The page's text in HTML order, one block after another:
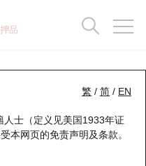
品
繁 / 简 / EN
士（定义见美国1933年证
本网页的免责声明及条款。